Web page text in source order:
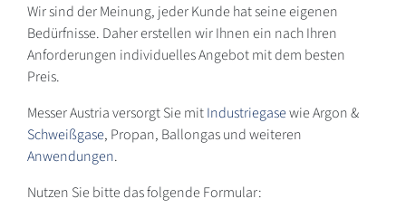
Wir sind der Meinung, jeder Kunde hat seine eigenen
Bedürfnisse. Daher erstellen wir Ihnen ein nach Ihren
Anforderungen individuelles Angebot mit dem besten
Preis.
Messer Austria versorgt Sie mitIndustriegasewie Argon &
Schweißgase, Propan, Ballongas und weiteren
Anwendungen.
Nutzen Sie bitte das folgende Formular: